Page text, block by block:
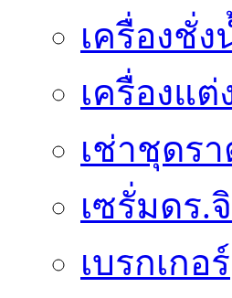
เครื่องชั่
เครื่องแต่
เช่าชุดร
เซรั่มดร.
เบรกเกอร์